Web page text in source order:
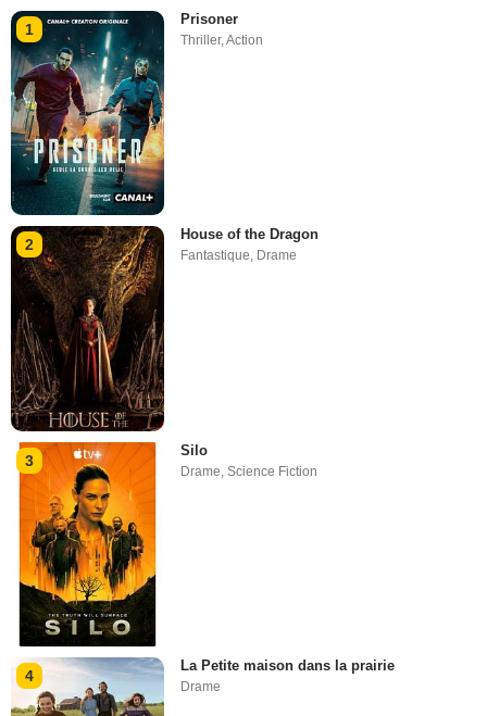
1
Prisoner
Thriller,Action
2
House of the Dragon
Fantastique, Drame
3
Silo
Drame ,Science Fiction
4
La Petite maison dans la prairie
Drame